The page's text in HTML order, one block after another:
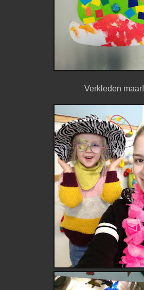
Verkleden maar!